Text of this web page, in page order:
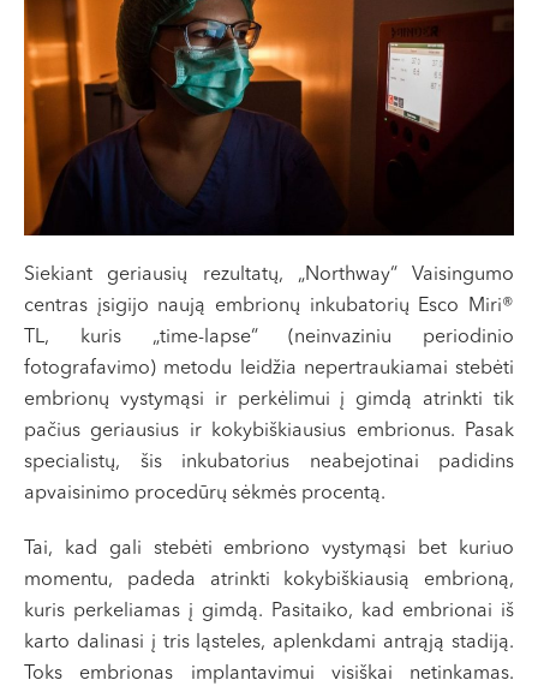
Klaipėda
Dragūnų g. 2
Darbo laikas:
I-V 08:00 - 20:00
VI, VII --
Naujoji Uosto g. 9
Darbo laikas:
I-V 08:00 - 20:00
VI 09:00 - 15:00
VII --
Kretinga
J. Basanavičiaus g. 80
Darbo laikas:
VI, VII --
Siekiant geriausių rezultatų, „Northway“ Vaisingumo
centras įsigijo naują embrionų inkubatorių Esco Miri®
TL, kuris „time-lapse“ (neinvaziniu periodinio
fotografavimo) metodu leidžia nepertraukiamai stebėti
embrionų vystymąsi ir perkėlimui į gimdą atrinkti tik
pačius geriausius ir kokybiškiausius embrionus. Pasak
specialistų, šis inkubatorius neabejotinai padidins
apvaisinimo procedūrų sėkmės procentą.
Tai, kad gali stebėti embriono vystymąsi bet kuriuo
momentu, padeda atrinkti kokybiškiausią embrioną,
kuris perkeliamas į gimdą. Pasitaiko, kad embrionai iš
karto dalinasi į tris ląsteles, aplenkdami antrąją stadiją.
Toks embrionas implantavimui visiškai netinkamas.